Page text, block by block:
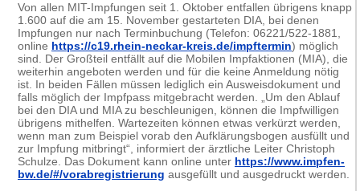
Von allen MIT-Impfungen seit 1. Oktober entfallen übrigens knapp
1.600 auf die am 15. November gestarteten DIA, bei denen
Impfungen nur nach Terminbuchung (Telefon: 06221/522-1881,
online https://c19.rhein-neckar-kreis.de/impftermin) möglich
sind. Der Großteil entfällt auf die Mobilen Impfaktionen (MIA), die
weiterhin angeboten werden und für die keine Anmeldung nötig
ist. In beiden Fällen müssen lediglich ein Ausweisdokument und
falls möglich der Impfpass mitgebracht werden. „Um den Ablauf
bei den DIA und MIA zu beschleunigen, können die Impfwilligen
übrigens mithelfen. Wartezeiten können etwas verkürzt werden,
wenn man zum Beispiel vorab den Aufklärungsbogen ausfüllt und
zur Impfung mitbringt“, informiert der ärztliche Leiter Christoph
Schulze. Das Dokument kann online unter https://www.impfen-
bw.de/#/vorabregistrierung ausgefüllt und ausgedruckt werden.